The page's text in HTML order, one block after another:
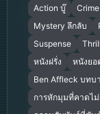
Action บู๊
Mystery ลึกลับ
Suspense
หนังฝรั่ง
หนังยอ
Ben Affleck บทบ
การหักมุมที่คาดไม่